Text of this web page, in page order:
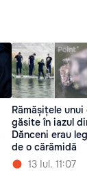
Rămășițele unui
găsite în iazul din
Dănceni erau
de o cărămidă
13 Iul. 11:07